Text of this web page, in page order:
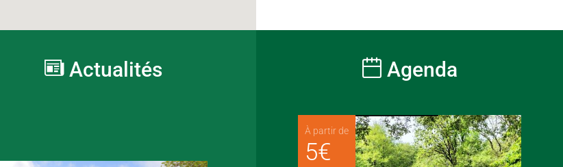
Actualités Agenda
À partir de
5€